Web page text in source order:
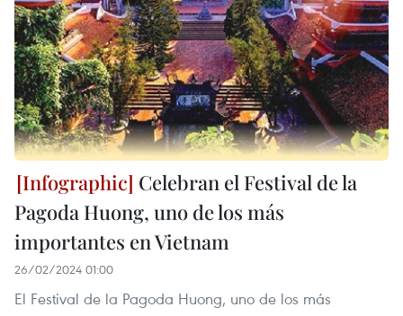
Celebran el Festival de la
Pagoda Huong, uno de los más
importantes en Vietnam
26/02/2024 01:00
El Festival de la Pagoda Huong, uno de los más